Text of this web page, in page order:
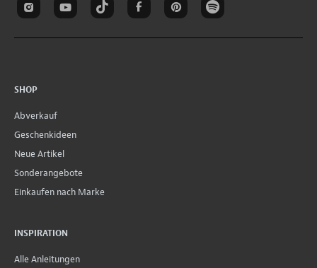
SHOP
Abverkauf
Geschenkideen
Neue Artikel
Sonderangebote
Einkaufen nach Marke
INSPIRATION
Alle Anleitungen